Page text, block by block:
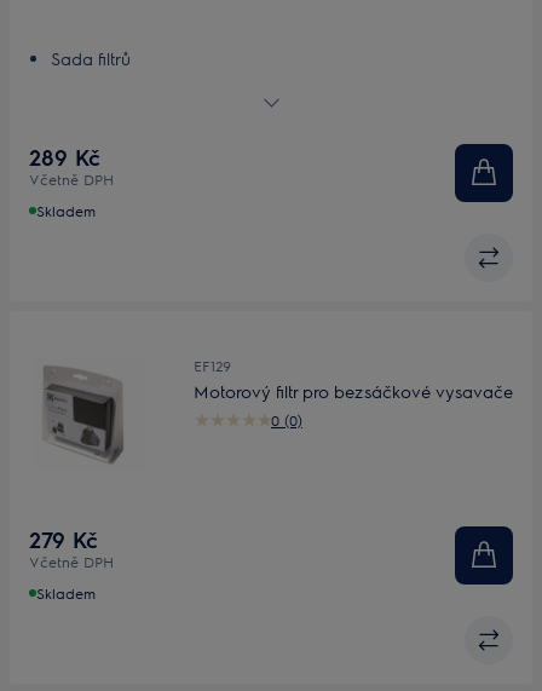
Sada filtrů
289 Kč
Včetně DPH
Skladem
EF129
0 (0)
Motorový filtr pro bezsáčkové vysavače
279 Kč
Včetně DPH
Skladem